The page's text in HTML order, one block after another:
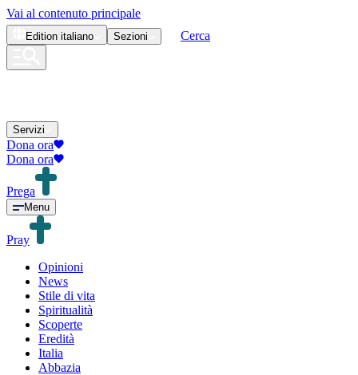
Vai al contenuto principale
Edition italiano Sezioni Cerca
Servizi
Dona ora
Dona ora
Prega
Menu
Pray
Opinioni
News
Stile di vita
Spiritualità
Scoperte
Eredità
Italia
Abbazia